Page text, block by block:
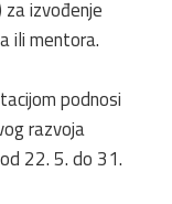
izvođenje
ili mentora.
podnosi
razvoja
22. 5. do 31.